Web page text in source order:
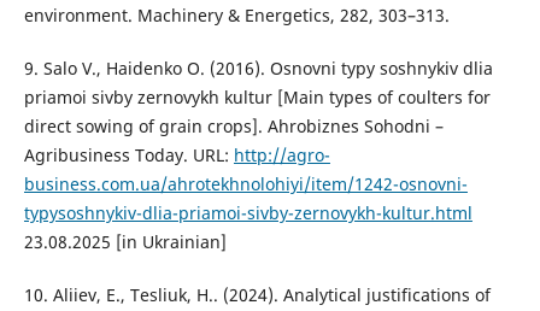
environment. Machinery & Energetics, 282, 303–313.
9. Salo V., Haidenko O. (2016). Osnovni typy soshnykiv dlia
priamoi sivby zernovykh kultur [Main types of coulters for
direct sowing of grain crops]. Ahrobiznes Sohodni –
Agribusiness Today. URL: http://agro-
business.com.ua/ahrotekhnolohiyi/item/1242-osnovni-
typysoshnykiv-dlia-priamoi-sivby-zernovykh-kultur.html
23.08.2025 [in Ukrainian]
10. Aliiev, E., Tesliuk, H.. (2024). Analytical justifications of